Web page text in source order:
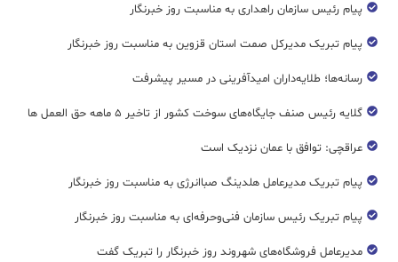
پیام رئیس سازمان راهداری به مناسبت روز خبرنگار
پیام تبریک مدیرکل صمت استان قزوین به مناسبت روز خبرنگار
رسانه‌ها؛ طلایه‌داران امیدآفرینی در مسیر پیشرفت
گلایه رئیس صنف جایگاه‌های سوخت کشور از تاخیر ۵ ماهه حق العمل ها
عراقچی: توافق با عمان نزدیک است
پیام تبریک مدیرعامل هلدینگ صباانرژی به مناسبت روز خبرنگار
پیام تبریک رئیس سازمان فنی‌و‌حرفه‌ای به مناسبت روز خبرنگار
مدیرعامل فروشگاه‌های شهروند روز خبرنگار را تبریک گفت